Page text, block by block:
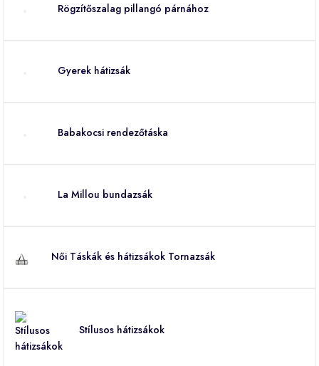
Rögzítőszalag pillangó párnához
Gyerek hátizsák
Babakocsi rendezőtáska
La Millou bundazsák
Női Táskák és hátizsákok Tornazsák
Stílusos hátizsákok